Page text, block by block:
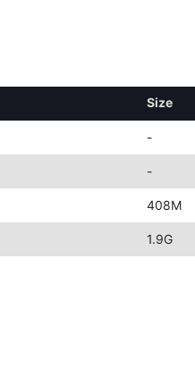
Size
-
-
408M
1.9G